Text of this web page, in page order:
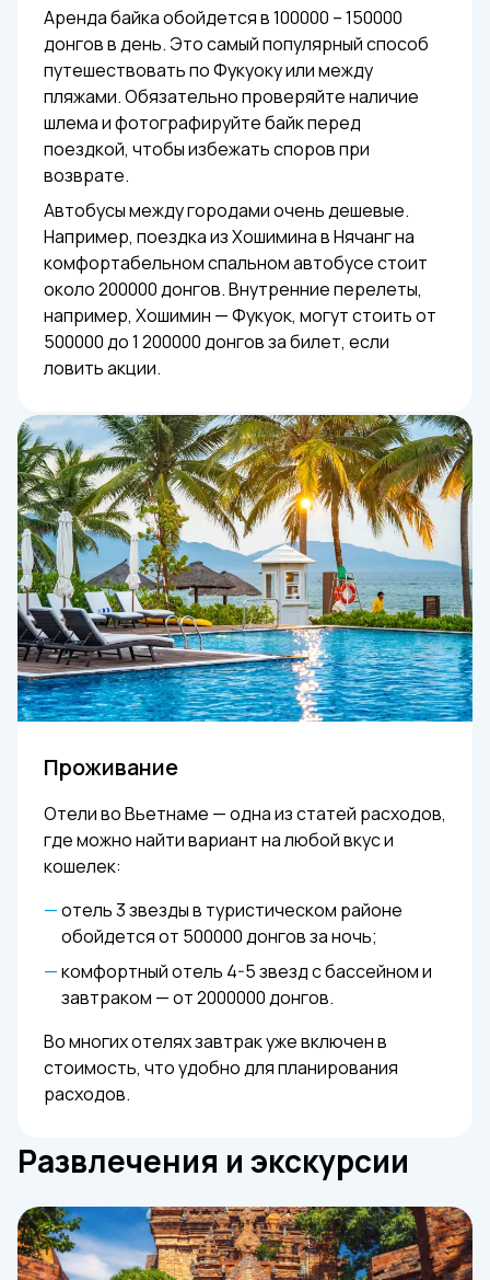
Аренда байка обойдется в 100000 – 150000
донгов в день. Это самый популярный способ
путешествовать по Фукуоку или между
пляжами. Обязательно проверяйте наличие
шлема и фотографируйте байк перед
поездкой, чтобы избежать споров при
возврате.
Автобусы между городами очень дешевые.
Например, поездка из Хошимина в Нячанг на
комфортабельном спальном автобусе стоит
около 200000 донгов. Внутренние перелеты,
например, Хошимин — Фукуок, могут стоить от
500000 до 1 200000 донгов за билет, если
ловить акции.
Проживание
Отели во Вьетнаме — одна из статей расходов,
где можно найти вариант на любой вкус и
кошелек:
отель 3 звезды в туристическом районе
обойдется от 500000 донгов за ночь;
комфортный отель 4-5 звезд с бассейном и
завтраком — от 2000000 донгов.
Во многих отелях завтрак уже включен в
стоимость, что удобно для планирования
расходов.
Развлечения и экскурсии